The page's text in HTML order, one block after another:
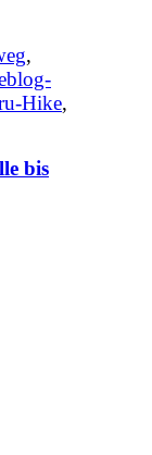
,
Hike,
bis